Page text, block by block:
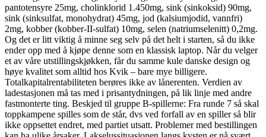
pantotensyre 25mg, cholinklorid 1.450mg, sink (sinkoksid) 90mg,
sink (sinksulfat, monohydrat) 45mg, jod (kalsiumjodid, vannfri)
2mg, kobber (kobber-II-sulfat) 10mg, selen (natriumselenitt) 0,2mg.
Og det er litt viktig å minne seg selv på det helt i starten, så du ikke
ender opp med å kjøpe denne som en klassisk laptop. Når du velger
et av våre utstillingskjøkken, får du samme kule danske design og
høye kvalitet som alltid hos Kvik – bare mye billigere.
Totalkapitalrentabiliteten berøres ikke av lånerenten. Verdien av
ladestasjonen må tas med i prisantydningen, på lik linje med andre
fastmonterte ting. Beskjed til gruppe B-spillerne: Fra runde 7 så skal
toppkampene spilles som de står, dvs ved forfall av en spiller så blir
ikke oppsettet endret, med partiet utsatt. Problemer med bestillingen